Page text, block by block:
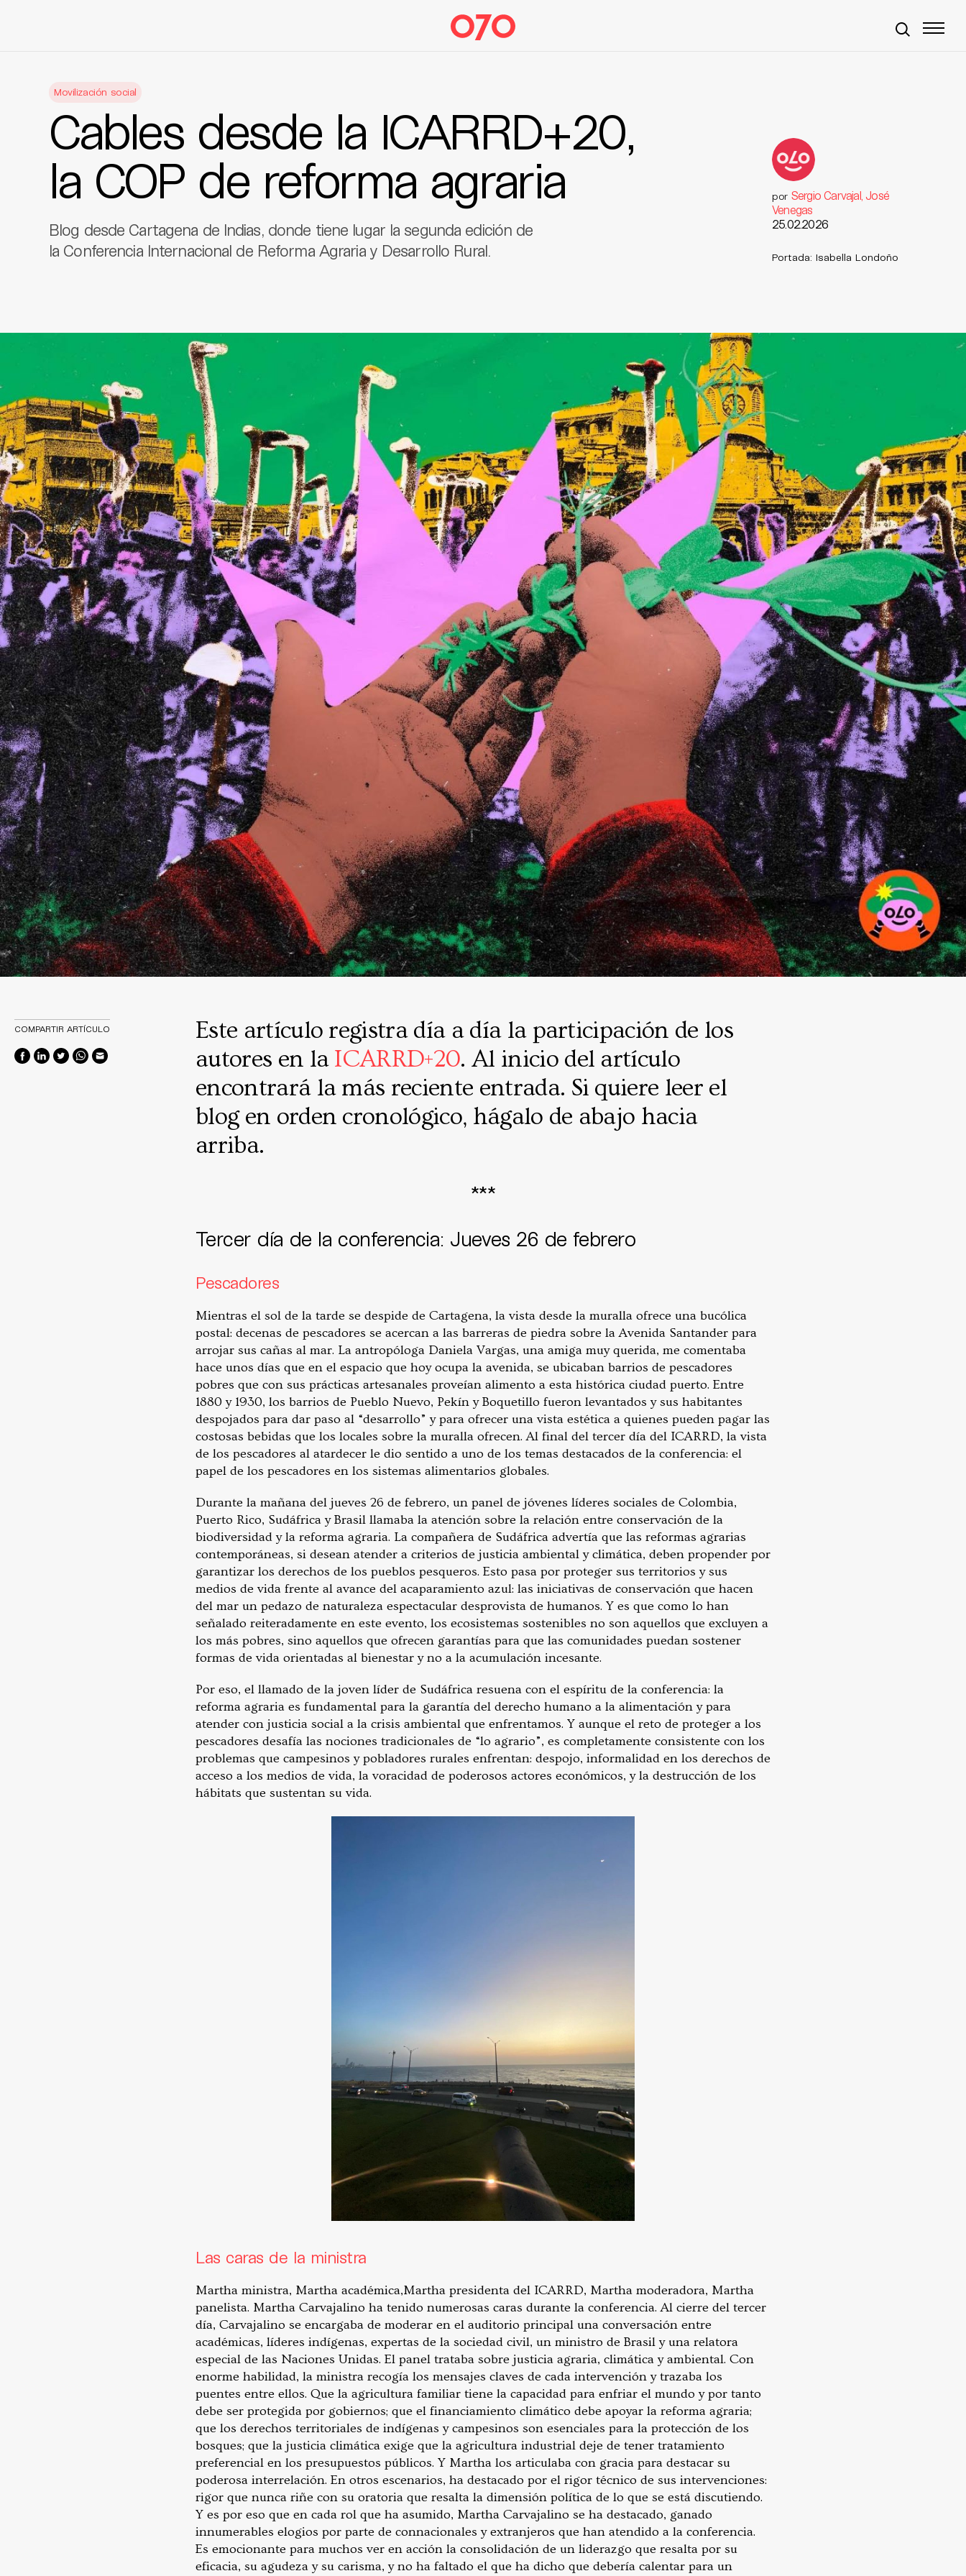
Movilización social
Cables desde la ICARRD+20,
la COP de reforma agraria
Blog desde Cartagena de Indias, donde tiene lugar la segunda edición de
la Conferencia Internacional de Reforma Agraria y Desarrollo Rural.
por Sergio Carvajal, José
Venegas
25.02.2026
Portada: Isabella Londoño
Este artículo registra día a día la participación de los
autores en la ICARRD+20. Al inicio del artículo
encontrará la más reciente entrada. Si quiere leer el
blog en orden cronológico, hágalo de abajo hacia
arriba.
***
Tercer día de la conferencia: Jueves 26 de febrero
Pescadores
Mientras el sol de la tarde se despide de Cartagena, la vista desde la muralla ofrece una bucólica
postal: decenas de pescadores se acercan a las barreras de piedra sobre la Avenida Santander para
arrojar sus cañas al mar. La antropóloga Daniela Vargas, una amiga muy querida, me comentaba
hace unos días que en el espacio que hoy ocupa la avenida, se ubicaban barrios de pescadores
pobres que con sus prácticas artesanales proveían alimento a esta histórica ciudad puerto. Entre
1880 y 1930, los barrios de Pueblo Nuevo, Pekín y Boquetillo fueron levantados y sus habitantes
despojados para dar paso al “desarrollo” y para ofrecer una vista estética a quienes pueden pagar las
costosas bebidas que los locales sobre la muralla ofrecen. Al final del tercer día del ICARRD, la vista
de los pescadores al atardecer le dio sentido a uno de los temas destacados de la conferencia: el
papel de los pescadores en los sistemas alimentarios globales.
Durante la mañana del jueves 26 de febrero, un panel de jóvenes líderes sociales de Colombia,
Puerto Rico, Sudáfrica y Brasil llamaba la atención sobre la relación entre conservación de la
biodiversidad y la reforma agraria. La compañera de Sudáfrica advertía que las reformas agrarias
contemporáneas, si desean atender a criterios de justicia ambiental y climática, deben propender por
garantizar los derechos de los pueblos pesqueros. Esto pasa por proteger sus territorios y sus
medios de vida frente al avance del acaparamiento azul: las iniciativas de conservación que hacen
del mar un pedazo de naturaleza espectacular desprovista de humanos. Y es que como lo han
señalado reiteradamente en este evento, los ecosistemas sostenibles no son aquellos que excluyen a
los más pobres, sino aquellos que ofrecen garantías para que las comunidades puedan sostener
formas de vida orientadas al bienestar y no a la acumulación incesante.
Por eso, el llamado de la joven líder de Sudáfrica resuena con el espíritu de la conferencia: la
reforma agraria es fundamental para la garantía del derecho humano a la alimentación y para
atender con justicia social a la crisis ambiental que enfrentamos. Y aunque el reto de proteger a los
pescadores desafía las nociones tradicionales de “lo agrario”, es completamente consistente con los
problemas que campesinos y pobladores rurales enfrentan: despojo, informalidad en los derechos de
acceso a los medios de vida, la voracidad de poderosos actores económicos, y la destrucción de los
hábitats que sustentan su vida.
Las caras de la ministra
Martha ministra, Martha académica,Martha presidenta del ICARRD, Martha moderadora, Martha
panelista. Martha Carvajalino ha tenido numerosas caras durante la conferencia. Al cierre del tercer
día, Carvajalino se encargaba de moderar en el auditorio principal una conversación entre
académicas, líderes indígenas, expertas de la sociedad civil, un ministro de Brasil y una relatora
especial de las Naciones Unidas. El panel trataba sobre justicia agraria, climática y ambiental. Con
enorme habilidad, la ministra recogía los mensajes claves de cada intervención y trazaba los
puentes entre ellos. Que la agricultura familiar tiene la capacidad para enfriar el mundo y por tanto
debe ser protegida por gobiernos; que el financiamiento climático debe apoyar la reforma agraria;
que los derechos territoriales de indígenas y campesinos son esenciales para la protección de los
bosques; que la justicia climática exige que la agricultura industrial deje de tener tratamiento
preferencial en los presupuestos públicos. Y Martha los articulaba con gracia para destacar su
poderosa interrelación. En otros escenarios, ha destacado por el rigor técnico de sus intervenciones:
rigor que nunca riñe con su oratoria que resalta la dimensión política de lo que se está discutiendo.
Y es por eso que en cada rol que ha asumido, Martha Carvajalino se ha destacado, ganado
innumerables elogios por parte de connacionales y extranjeros que han atendido a la conferencia.
Es emocionante para muchos ver en acción la consolidación de un liderazgo que resalta por su
eficacia, su agudeza y su carisma, y no ha faltado el que ha dicho que debería calentar para un
COMPARTIR ARTÍCULO